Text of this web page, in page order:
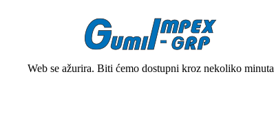
Web se ažurira. Biti ćemo dostupni kroz nekoliko minuta